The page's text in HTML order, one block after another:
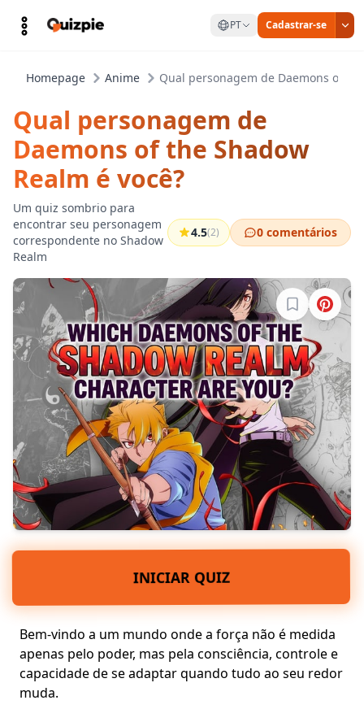
PT Cadastrar-se
Homepage Anime Qual personagem de Daemons of
Qual personagem de
Daemons of the Shadow
Realm é você?
Um quiz sombrio para
encontrar seu personagem
correspondente no Shadow
Realm
4.5(2) 0 comentários
Entre para
INICIAR QUIZ
Bem-vindo a um mundo onde a força não é medida
apenas pelo poder, mas pela consciência, controle e
capacidade de se adaptar quando tudo ao seu redor
muda.